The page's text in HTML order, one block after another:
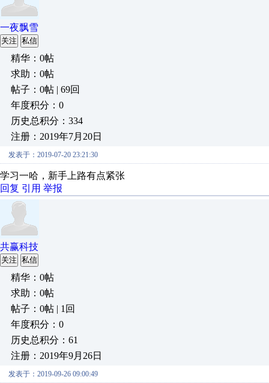
一夜飘雪
关注 私信
精华：0帖
求助：0帖
帖子：0帖 | 69回
年度积分：0
历史总积分：334
注册：2019年7月20日
发表于：2019-07-20 23:21:30
学习一哈，新手上路有点紧张
回复 引用 举报
共赢科技
关注 私信
精华：0帖
求助：0帖
帖子：0帖 | 1回
年度积分：0
历史总积分：61
注册：2019年9月26日
发表于：2019-09-26 09:00:49